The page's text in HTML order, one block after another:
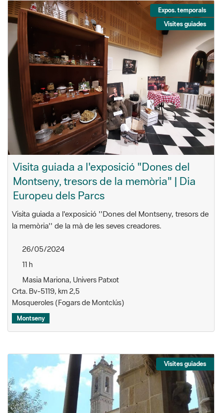
Expos. temporals
Visites guiades
Visita guiada a l'exposició "Dones del
Montseny, tresors de la memòria" | Dia
Europeu dels Parcs
Visita guiada a l'exposició ''Dones del Montseny, tresors de
la memòria'' de la mà de les seves creadores.
26/05/2024
11 h
Masia Mariona, Univers Patxot
Crta. Bv-5119, km 2,5
Mosqueroles (Fogars de Montclús)
Montseny
Visites guiades